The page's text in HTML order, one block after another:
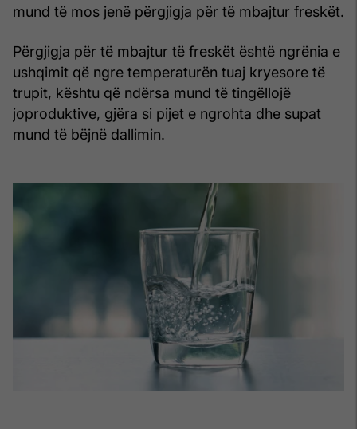
mund të mos jenë përgjigja për të mbajtur freskët.
Përgjigja për të mbajtur të freskët është ngrënia e
ushqimit që ngre temperaturën tuaj kryesore të
trupit, kështu që ndërsa mund të tingëllojë
joproduktive, gjëra si pijet e ngrohta dhe supat
mund të bëjnë dallimin.